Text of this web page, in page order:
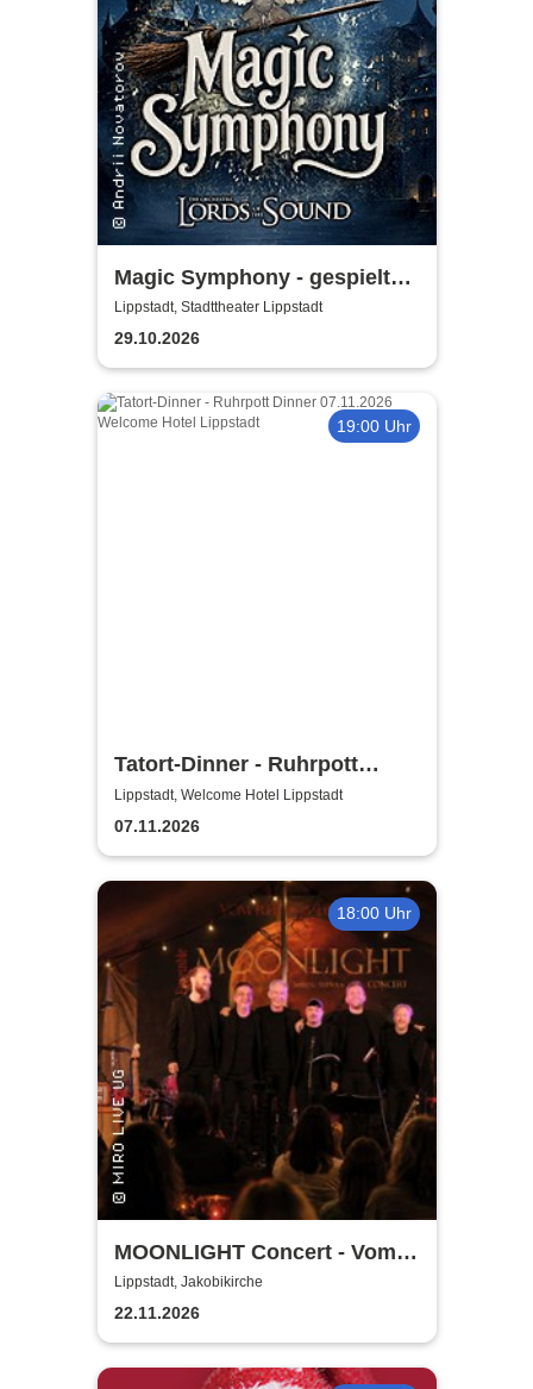
Magic Symphony - gespielt
von Lords of the Sound
Lippstadt, Stadttheater Lippstadt
29.10.2026
19:00 Uhr
Tatort-Dinner - Ruhrpott
Dinner
Lippstadt, Welcome Hotel Lippstadt
07.11.2026
18:00 Uhr
MOONLIGHT Concert - Vom
Rhythmus des Lebens -
Rhythm, Songs, Lyrics &
Classic
Lippstadt, Jakobikirche
22.11.2026